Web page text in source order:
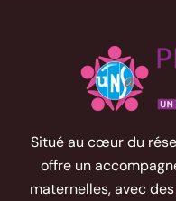
Situé au cœur du
offre un
maternelles, avec